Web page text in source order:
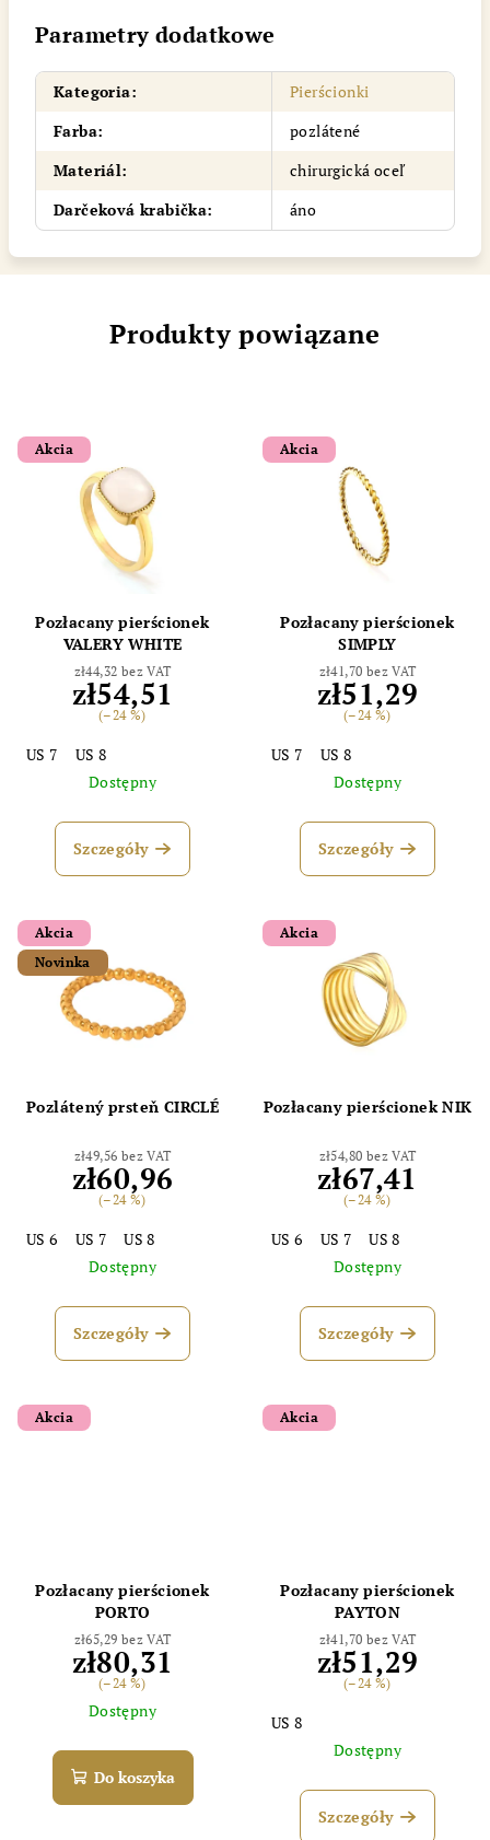
Parametry dodatkowe
Kategoria:
Pierścionki
Farba:
pozlátené
Materiál:
chirurgická oceľ
Darčeková krabička: áno
Produkty powiązane
Akcia
Pozłacany pierścionek
VALERY WHITE
zł44,32 bez VAT
zł54,51
(–24 %)
US 7
US 8
Dostępny
Szczegóły
Akcia
Pozłacany pierścionek
SIMPLY
zł41,70 bez VAT
zł51,29
(–24 %)
US 7
US 8
Dostępny
Szczegóły
Akcia
Novinka
Pozlátený prsteň CIRCLÉ
zł49,56 bez VAT
zł60,96
(–24 %)
US 6 US 7
US 8
Dostępny
Szczegóły
Akcia
Pozłacany pierścionek NIK
zł54,80 bez VAT
zł67,41
(–24 %)
US 6 US 7
US 8
Dostępny
Szczegóły
Akcia
Pozłacany pierścionek
PORTO
zł65,29 bez VAT
zł80,31
(–24 %)
Dostępny
Do koszyka
Akcia
Pozłacany pierścionek
PAYTON
zł41,70 bez VAT
zł51,29
(–24 %)
US 8
Dostępny
Szczegóły